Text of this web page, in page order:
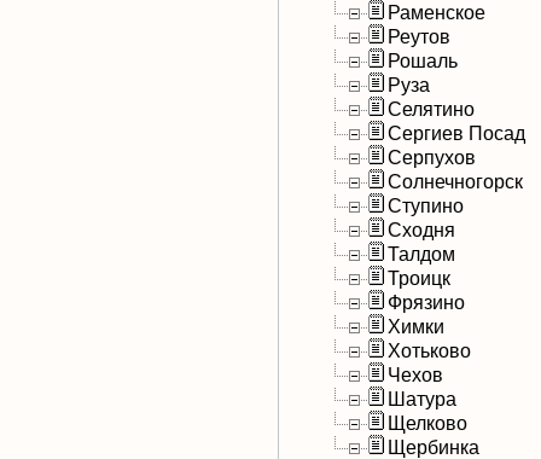
Раменское
Реутов
Рошаль
Руза
Селятино
Сергиев Посад
Серпухов
Солнечногорск
Ступино
Сходня
Талдом
Троицк
Фрязино
Химки
Хотьково
Чехов
Шатура
Щелково
Щербинка